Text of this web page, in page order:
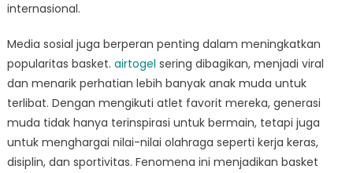
internasional.
Media sosial juga berperan penting dalam meningkatkan
popularitas basket. airtogel sering dibagikan, menjadi viral
dan menarik perhatian lebih banyak anak muda untuk
terlibat. Dengan mengikuti atlet favorit mereka, generasi
muda tidak hanya terinspirasi untuk bermain, tetapi juga
untuk menghargai nilai-nilai olahraga seperti kerja keras,
disiplin, dan sportivitas. Fenomena ini menjadikan basket